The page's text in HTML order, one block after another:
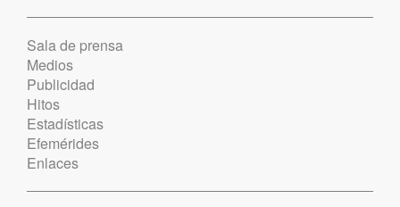
Sala de prensa
Medios
Publicidad
Hitos
Estadísticas
Efemérides
Enlaces